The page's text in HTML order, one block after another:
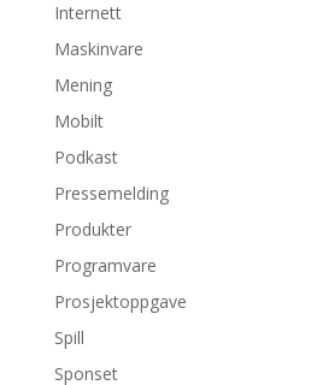
Internett
Maskinvare
Mening
Mobilt
Podkast
Pressemelding
Produkter
Programvare
Prosjektoppgave
Spill
Sponset